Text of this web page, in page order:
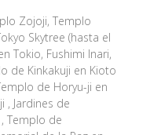
Zojoji, Templo
Skytree (hasta el
Tokio, Fushimi Inari,
de Kinkakuji en Kioto
de Horyu-ji en
, Jardines de
Templo de